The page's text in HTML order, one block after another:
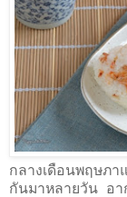
กลางเดือนพฤษภ
กันมาหลายวัน อ